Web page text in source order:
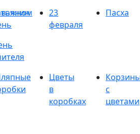
23
февраля
Пасха
Цветы
в
коробках
с
цветами